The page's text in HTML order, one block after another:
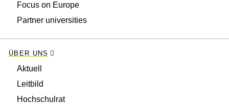
Focus on Europe
Partner universities
ÜBER UNS
Aktuell
Leitbild
Hochschulrat